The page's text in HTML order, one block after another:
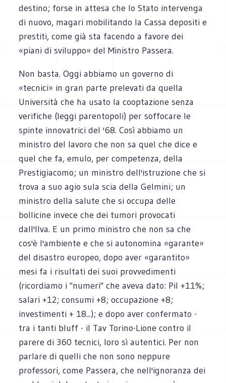
destino; forse in attesa che lo Stato intervenga
di nuovo, magari mobilitando la Cassa depositi e
prestiti, come già sta facendo a favore dei
«piani di sviluppo» del Ministro Passera.
Non basta. Oggi abbiamo un governo di
«tecnici» in gran parte prelevati da quella
Università che ha usato la cooptazione senza
verifiche (leggi parentopoli) per soffocare le
spinte innovatrici del '68. Così abbiamo un
ministro del lavoro che non sa quel che dice e
quel che fa, emulo, per competenza, della
Prestigiacomo; un ministro dell'istruzione che si
trova a suo agio sula scia della Gelmini; un
ministro della salute che si occupa delle
bollicine invece che dei tumori provocati
dall'Ilva. E un primo ministro che non sa che
cos'è l'ambiente e che si autonomina «garante»
del disastro europeo, dopo aver «garantito»
mesi fa i risultati dei suoi provvedimenti
(ricordiamo i "numeri" che aveva dato: Pil +11%;
salari +12; consumi +8; occupazione +8;
investimenti + 18...); e dopo aver confermato -
tra i tanti bluff - il Tav Torino-Lione contro il
parere di 360 tecnici, loro sì autentici. Per non
parlare di quelli che non sono neppure
professori, come Passera, che nell'ignoranza dei